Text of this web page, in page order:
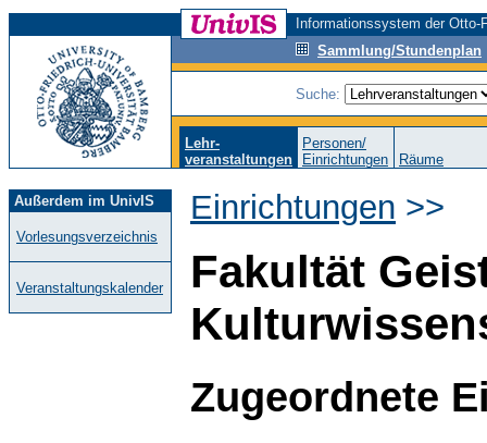
Informationssystem der
Sammlung/Stundenplan
Suche:
Lehr-
veranstaltungen
Personen/
Einrichtungen
Räume
Außerdem im UnivIS
Vorlesungsverzeichnis
Veranstaltungskalender
Einrichtungen >>
Fakultät
Zugeordnete